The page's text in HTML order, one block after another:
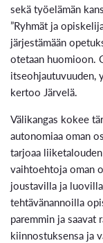
sekä työelämän
”Ryhmät ja
järjestämään
otetaan huomioon.
itseohjautuvuuden,
kertoo Järvelä.
Välikangas kokee
autonomiaa oman
tarjoaa
vaihtoehtoja oman
joustavilla ja
tehtävänannoilla
paremmin ja saavat
kiinnostuksensa ja